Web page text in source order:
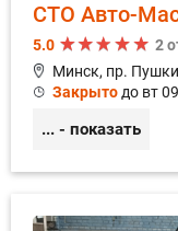
СТО Авто-
5.0
2
Минск, пр.
Закрыто до вт
... - показать